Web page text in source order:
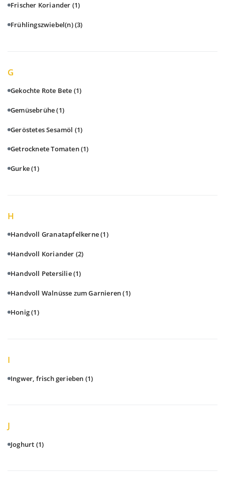
Frischer Koriander (1)
Frühlingszwiebel(n)(3)
G
Gekochte Rote Bete (1)
Gemüsebrühe(1)
Geröstetes Sesamöl (1)
Getrocknete Tomaten(1)
Gurke(1)
H
Handvoll Granatapfelkerne(1)
Handvoll Koriander (2)
Handvoll Petersilie(1)
Handvoll Walnüsse zum Garnieren(1)
Honig(1)
I
Ingwer, frisch gerieben (1)
J
Joghurt (1)